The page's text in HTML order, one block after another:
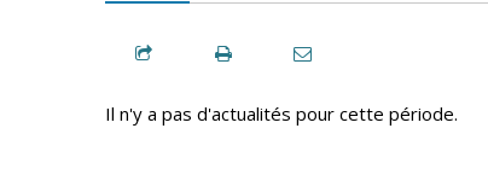
Il n'y a pas d'actualités pour cette période.